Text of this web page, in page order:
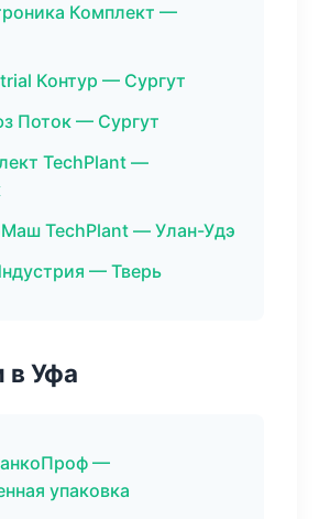
Комплект —
Контур — Сургут
Поток — Сургут
TechPlant —
TechPlant — Улан-Удэ
— Тверь
в Уфа
—
упаковка